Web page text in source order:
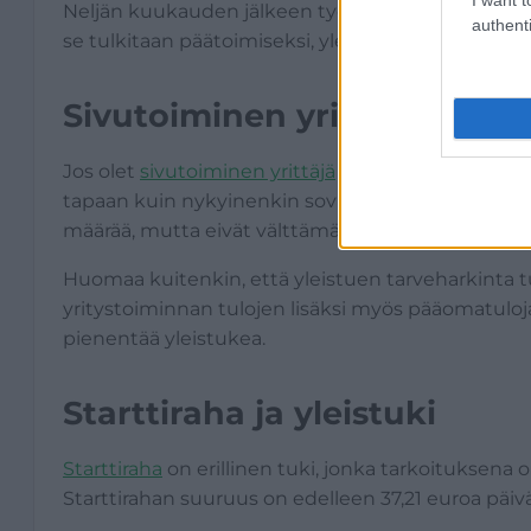
Neljän kuukauden jälkeen
se tulkitaan päätoimiseksi, yleistukea ei enää
Sivutoiminen yrittäjyys ja
Jos olet sivutoiminen yrittäjä
tapaan kuin nykyinenkin soviteltu päiväraha:
määrää, mutta eivät välttämättä estä sen
Huomaa kuitenkin, että yleistuen tarveharkinta
yritystoiminnan tulojen lisäksi myös
pienentää yleistukea.
Starttiraha ja yleistuki
Starttiraha on erillinen tuki, jonka tarkoituksena
Starttirahan suuruus on edelleen 37,21 euroa